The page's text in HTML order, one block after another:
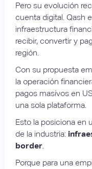
Pero su evolución
cuenta digital. Qash
infraestructura
recibir, convertir y
región.
Con su propuesta
la operación
pagos masivos en
una sola plataforma.
Esto la posiciona en
de la industria:
border.
Porque para una